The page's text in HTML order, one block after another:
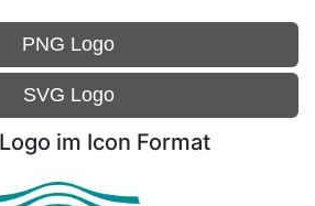
PNG Logo
SVG Logo
im Icon Format